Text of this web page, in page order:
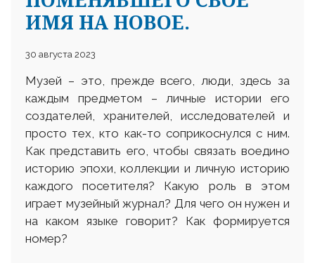
ИМЯ НА НОВОЕ.
30 августа 2023
Музей – это, прежде всего, люди, здесь за
каждым предметом – личные истории его
создателей, хранителей, исследователей и
просто тех, кто как-то соприкоснулся с ним.
Как представить его, чтобы связать воедино
историю эпохи, коллекции и личную историю
каждого посетителя? Какую роль в этом
играет музейный журнал? Для чего он нужен и
на каком языке говорит? Как формируется
номер?